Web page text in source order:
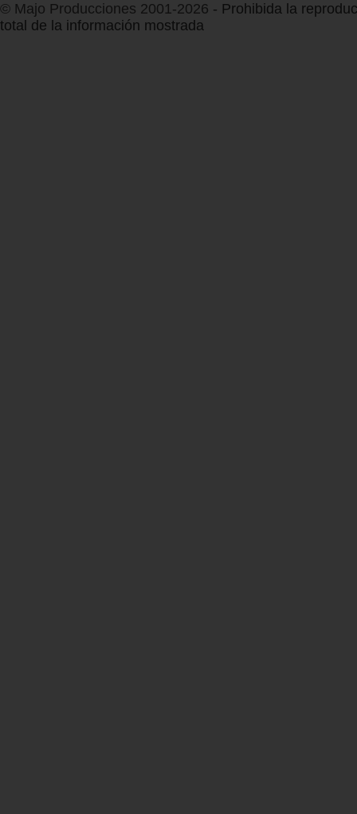
© Majo Producciones 2001-2026 - Prohibida la
total de la información mostrada